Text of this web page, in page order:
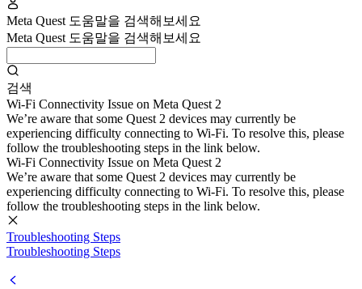
Meta Quest 도움말을 검색해보세요
Meta Quest 도움말을 검색해보세요
검색
Wi-Fi Connectivity Issue on Meta Quest 2
We’re aware that some Quest 2 devices may currently be
experiencing difficulty connecting to Wi-Fi. To resolve this, please
follow the troubleshooting steps in the link below.
Wi-Fi Connectivity Issue on Meta Quest 2
We’re aware that some Quest 2 devices may currently be
experiencing difficulty connecting to Wi-Fi. To resolve this, please
follow the troubleshooting steps in the link below.
Troubleshooting Steps
Troubleshooting Steps